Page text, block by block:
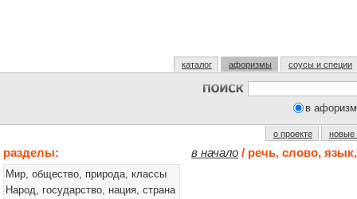
каталог афоризмы соусы и специи
в
о проекте
разделы:
Мир, общество, природа, классы
Народ, государство, нация, страна
в начало / речь, слово,